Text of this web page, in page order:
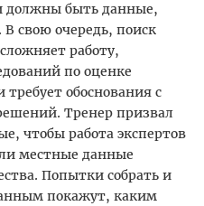
должны быть данные,
свою очередь, поиск
работу,
по оценке
обоснования с
Тренер призвал
чтобы работа экспертов
местные данные
Попытки собрать и
покажут, каким